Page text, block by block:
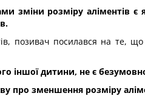
зміни розміру аліментів є
позивач посилався на те, що
іншої дитини, не є
зменшення розміру